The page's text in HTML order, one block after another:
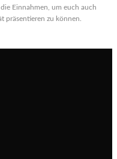
Einnahmen, um euch auch
präsentieren zu können.